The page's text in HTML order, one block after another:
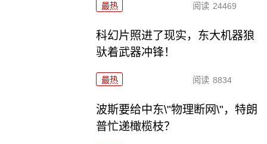
最热 阅读 24469
科幻片照进了现实，东大机器狼
驮着武器冲锋！
最热 阅读 8834
波斯要给中东\"物理断网\"，特朗
普忙递橄榄枝？